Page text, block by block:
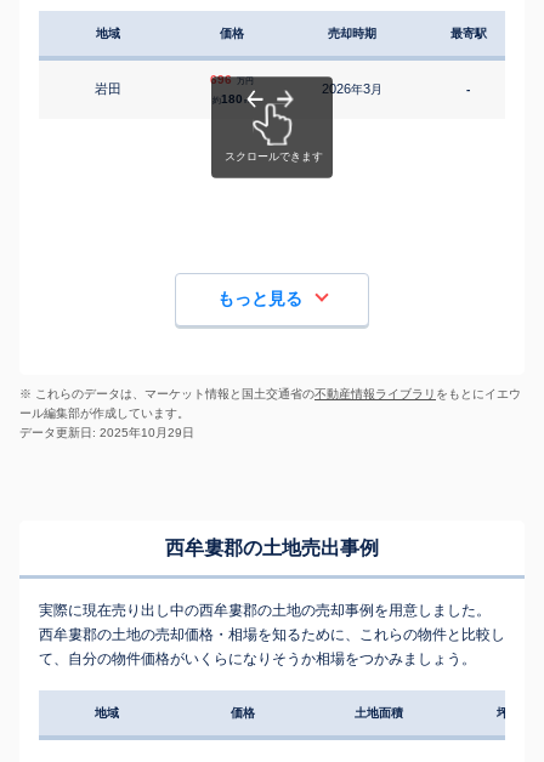
地域 価格 売却時期 最寄駅
岩田
696 万円
約180 ㎡
2026年3月 -
もっと見る
※ これらのデータは、マーケット情報と国土交通省の不動産情報ライブラリ をもとにイエウ
ール編集部が作成しています。
データ更新日: 2025年10月29日
西牟婁郡の土地売出事例
実際に現在売り出し中の西牟婁郡の土地の売却事例を用意しました。
西牟婁郡の土地の売却価格・相場を知るために、これらの物件と比較し
て、自分の物件価格がいくらになりそうか相場をつかみましょう。
地域 価格 土地面積 坪単価